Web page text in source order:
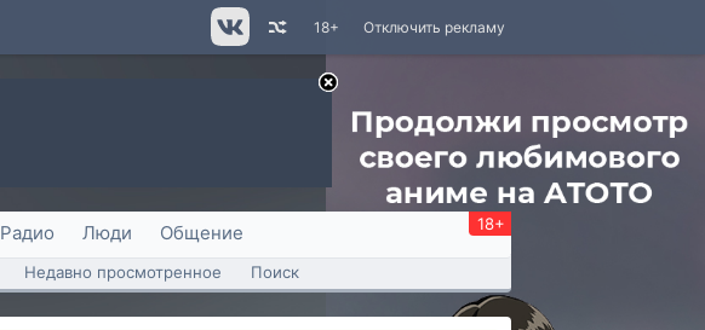
Отключить рекламу
18+
Радио Люди Общение 18+
Недавно просмотренное Поиск